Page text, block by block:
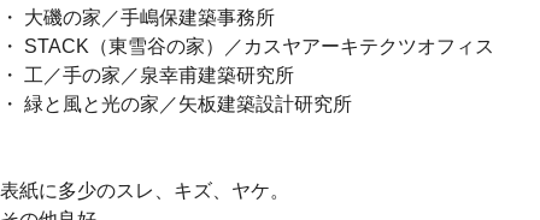
・ 大磯の家／手嶋保建築事務所
・ STACK（東雪谷の家）／カスヤアーキテクツオフィス
・ 工／手の家／泉幸甫建築研究所
・ 緑と風と光の家／矢板建築設計研究所
表紙に多少のスレ、キズ、ヤケ。